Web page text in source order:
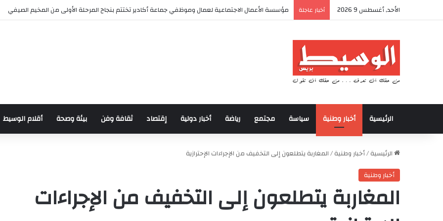
الأحد, أغسطس 9 2026 أخبار عاجلة مؤسسة الأعمال الاجتماعية لعمال وموظفي جماعة أكادير تختتم بنجاح المرحلة الأولى من المخيم الصيفي
الرئيسية أخبار وطنية سياسة مجتمع رياضة أخبار دولية إقتصاد ثقافة وفن بيئة وصحة أقلام الوسيط
الرئيسية/أخبار وطنية/المغاربة يتطلعون إلى التخفيف من الإجراءات الإحترازية
أخبار وطنية
المغاربة يتطلعون إلى التخفيف من الإجراءات